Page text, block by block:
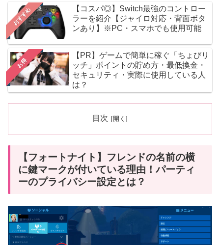
おすすめ
【コスパ◎】Switch最強のコントロー
ラーを紹介【ジャイロ対応・背面ボタ
ンあり】※PC・スマホでも使用可能
お得
【PR】ゲームで簡単に稼ぐ「ちょびリ
ッチ」ポイントの貯め方・最低換金・
セキュリティ・実際に使用している人
は？
目次
【フォートナイト】フレンドの名前の横
に鍵マークが付いている理由！パーティ
ーのプライバシー設定とは？